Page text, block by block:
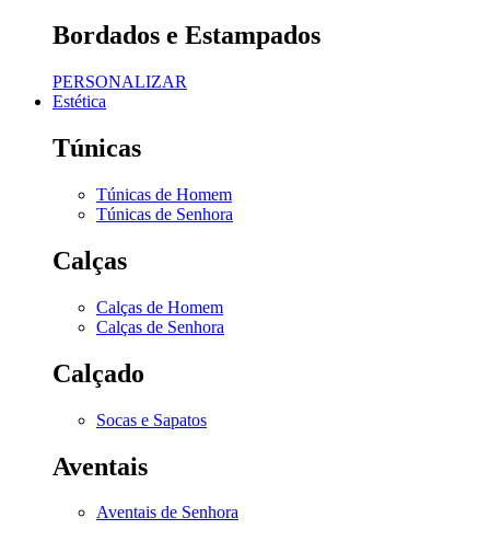
Bordados e Estampados
PERSONALIZAR
Estética
Túnicas
Túnicas de Homem
Túnicas de Senhora
Calças
Calças de Homem
Calças de Senhora
Calçado
Socas e Sapatos
Aventais
Aventais de Senhora